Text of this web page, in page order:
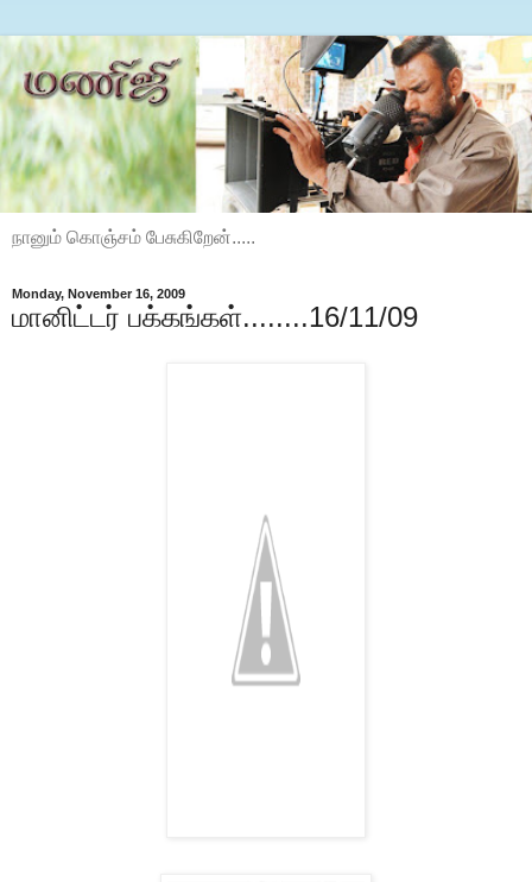
நானும் கொஞ்சம் பேசுகிறேன்.....
Monday, November 16, 2009
மானிட்டர் பக்கங்கள்........16/11/09